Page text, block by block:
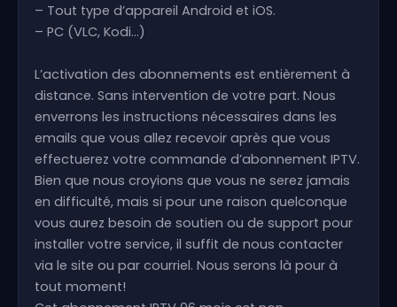
– Tout type d’appareil Android et iOS.
– PC (VLC, Kodi…)
L’activation des abonnements est entièrement à
distance. Sans intervention de votre part. Nous
enverrons les instructions nécessaires dans les
emails que vous allez recevoir après que vous
effectuerez votre commande d’abonnement IPTV.
Bien que nous croyions que vous ne serez jamais
en difficulté, mais si pour une raison quelconque
vous aurez besoin de soutien ou de support pour
installer votre service, il suffit de nous contacter
via le site ou par courriel. Nous serons là pour à
tout moment!